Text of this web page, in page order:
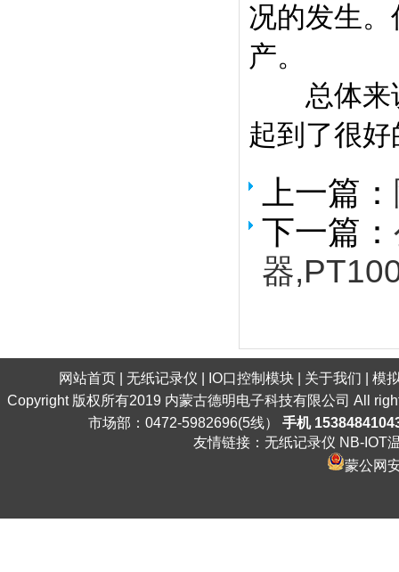
况的发生
产。
总体来说
起到了很
上一篇：
下一篇：
器
网站首页 无纸记录仪 IO口控制模块 关于我们
模
Copyright 版权所有2019 内蒙古德明电子科技有限公司 All
市场部：0472-5982696(5线） 手机
友情链接： 无纸记录仪 NB-IOT
蒙公网